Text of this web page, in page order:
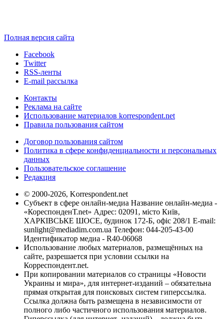
Полная версия сайта
Facebook
Twitter
RSS-ленты
E-mail рассылка
Контакты
Реклама на сайте
Использование материалов korrespondent.net
Правила пользования сайтом
Договор пользования сайтом
Политика в сфере конфиденциальности и персональных
данных
Пользовательское соглашение
Редакция
© 2000-2026, Korrespondent.net
Субъект в сфере онлайн-медиа Название онлайн-медиа -
«КореспонденТ.net» Адрес: 02091, місто Київ,
ХАРКІВСЬКЕ ШОСЕ, будинок 172-Б, офіс 208/1 E-mail:
sunlight@mediadim.com.ua Телефон: 044-205-43-00
Идентификатор медиа - R40-06068
Использование любых материалов, размещённых на
сайте, разрешается при условии ссылки на
Корреспондент.net.
При копировании материалов со страницы «Новости
Украины и мира», для интернет-изданий – обязательна
прямая открытая для поисковых систем гиперссылка.
Ссылка должна быть размещена в независимости от
полного либо частичного использования материалов.